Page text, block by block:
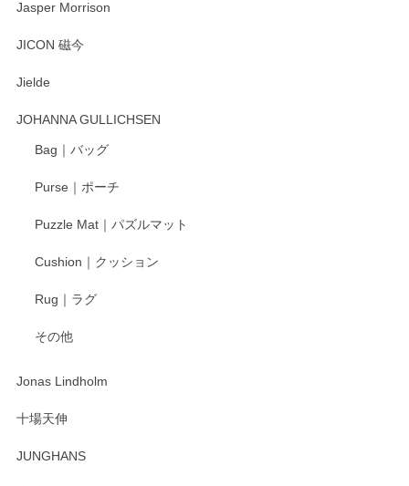
Jasper Morrison
JICON 磁今
Jielde
JOHANNA GULLICHSEN
Bag｜バッグ
Purse｜ポーチ
Puzzle Mat｜パズルマット
Cushion｜クッション
Rug｜ラグ
その他
Jonas Lindholm
十場天伸
JUNGHANS